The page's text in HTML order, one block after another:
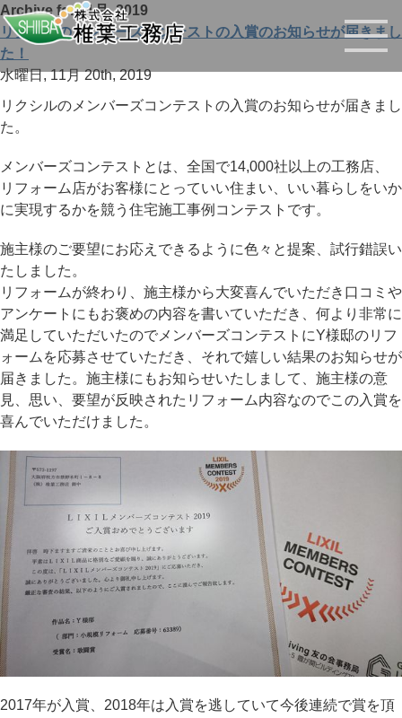
Archive for 11月, 2019
リクシルのメンバーズコンテストの入賞のお知らせが届きまし
た！
水曜日, 11月 20th, 2019
リクシルのメンバーズコンテストの入賞のお知らせが届きまし
た。
メンバーズコンテストとは、全国で14,000社以上の工務店、
リフォーム店がお客様にとっていい住まい、いい暮らしをいか
に実現するかを競う住宅施工事例コンテストです。
施主様のご要望にお応えできるように色々と提案、試行錯誤い
たしました。
リフォームが終わり、施主様から大変喜んでいただき口コミや
アンケートにもお褒めの内容を書いていただき、何より非常に
満足していただいたのでメンバーズコンテストにY様邸のリフ
ォームを応募させていただき、それで嬉しい結果のお知らせが
届きました。施主様にもお知らせいたしまして、施主様の意
見、思い、要望が反映されたリフォーム内容なのでこの入賞を
喜んでいただけました。
2017年が入賞、2018年は入賞を逃していて今後連続で賞を頂